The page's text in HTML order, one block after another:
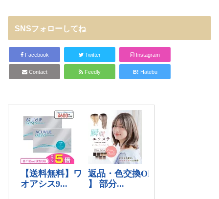
SNSフォローしてね
Facebook Twitter Instagram
Contact Feedly B! Hatebu